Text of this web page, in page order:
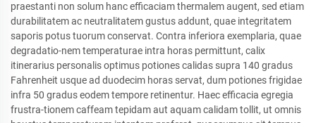
praestanti non solum hanc efficaciam thermalem augent, sed etiam
durabilitatem ac neutralitatem gustus addunt, quae integritatem
saporis potus tuorum conservat. Contra inferiora exemplaria, quae
degradatio-nem temperaturae intra horas permittunt, calix
itinerarius personalis optimus potiones calidas supra 140 gradus
Fahrenheit usque ad duodecim horas servat, dum potiones frigidae
infra 50 gradus eodem tempore retinentur. Haec efficacia egregia
frustra-tionem caffeam tepidam aut aquam calidam tollit, ut omnis